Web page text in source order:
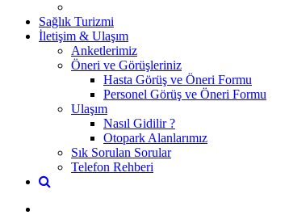
Sağlık Turizmi
İletişim & Ulaşım
Anketlerimiz
Öneri ve Görüşleriniz
Hasta Görüş ve Öneri Formu
Personel Görüş ve Öneri Formu
Ulaşım
Nasıl Gidilir ?
Otopark Alanlarımız
Sık Sorulan Sorular
Telefon Rehberi